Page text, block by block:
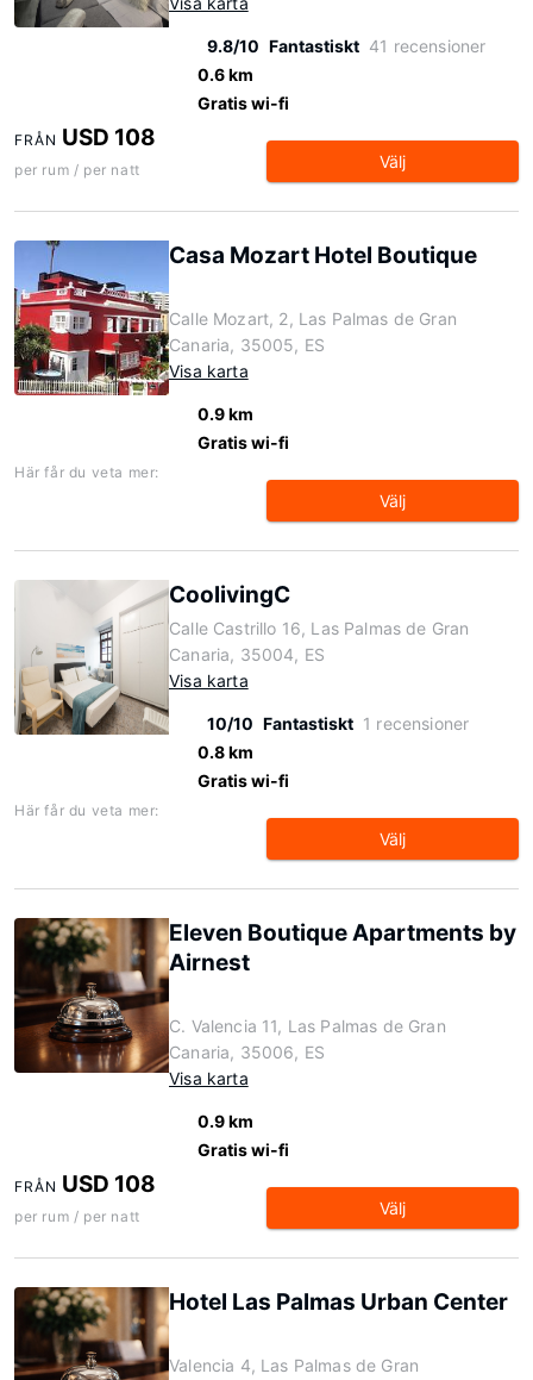
9.8/10 Fantastiskt 41 recensioner
0.6 km
Gratis wi-fi
FRÅN USD 108
per rum / per natt Välj
Casa Mozart Hotel Boutique
Calle Mozart, 2, Las Palmas de Gran
Canaria, 35005, ES
Visa karta
0.9 km
Gratis wi-fi
Här får du veta mer:
Välj
CoolivingC
Calle Castrillo 16, Las Palmas de Gran
Canaria, 35004, ES
Visa karta
10/10 Fantastiskt 1 recensioner
0.8 km
Gratis wi-fi
Här får du veta mer:
Välj
Eleven Boutique Apartments by
Airnest
C. Valencia 11, Las Palmas de Gran
Canaria, 35006, ES
Visa karta
0.9 km
Gratis wi-fi
FRÅN USD 108
per rum / per natt Välj
Hotel Las Palmas Urban Center
Valencia 4, Las Palmas de Gran